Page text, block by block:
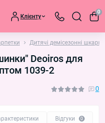
Клієнту
0
Дитячі демісезонні
Deoiros для
1039-2
0
Відгуки 0